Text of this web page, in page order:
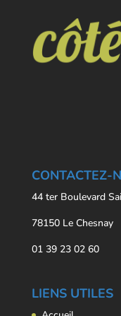
CONTACTEZ-
44 ter Boulevard
78150 Le Chesnay
01 39 23 02 60
LIENS UTILES